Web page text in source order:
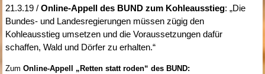
21.3.19 / Online-Appell des BUND zum Kohleausstieg: „Die
Bundes- und Landesregierungen müssen zügig den
Kohleausstieg umsetzen und die Voraussetzungen dafür
schaffen, Wald und Dörfer zu erhalten.“
Zum Online-Appell „Retten statt roden“ des BUND: